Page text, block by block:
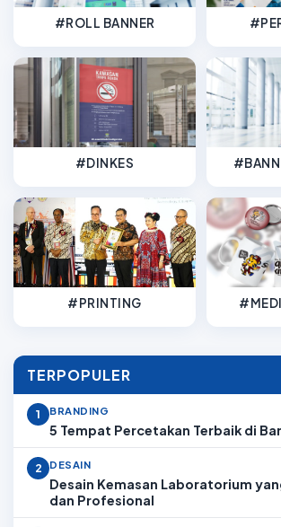
#ROLL BANNER
#DINKES
#PRINTING
TERPOPULER
1 BRANDING
5 Tempat Percetakan Terbaik di
2 DESAIN
Desain Kemasan Laboratorium
dan Profesional